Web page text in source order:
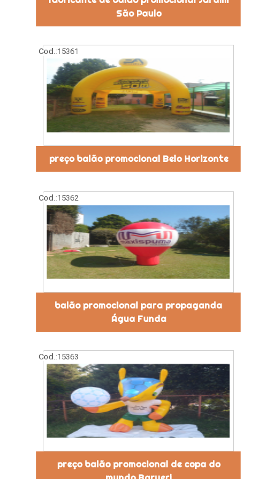
São Paulo
Cod.:15361
preço balão promocional Belo Horizonte
Cod.:15362
balão promocional para propaganda
Água Funda
Cod.:15363
preço balão promocional de copa do